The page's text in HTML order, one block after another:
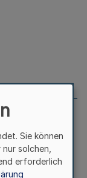
vom
Sie können
solchen,
erforderlich